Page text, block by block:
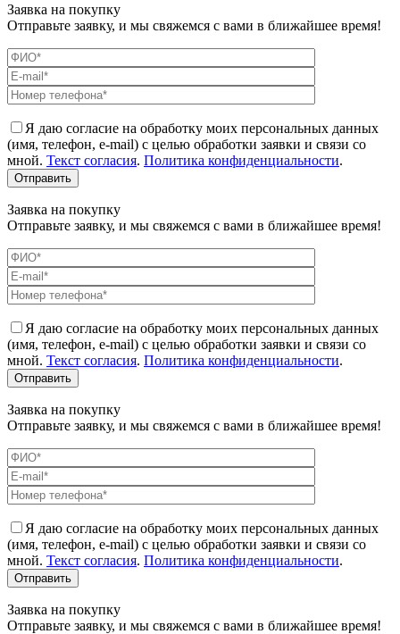
Заявка на покупку
Отправьте заявку, и мы свяжемся с вами в ближайшее время!
Я даю согласие на обработку моих персональных данных
(имя, телефон, e-mail) с целью обработки заявки и связи со
мной. Текст согласия. Политика конфиденциальности.
Заявка на покупку
Отправьте заявку, и мы свяжемся с вами в ближайшее время!
Я даю согласие на обработку моих персональных данных
(имя, телефон, e-mail) с целью обработки заявки и связи со
мной. Текст согласия. Политика конфиденциальности.
Заявка на покупку
Отправьте заявку, и мы свяжемся с вами в ближайшее время!
Я даю согласие на обработку моих персональных данных
(имя, телефон, e-mail) с целью обработки заявки и связи со
мной. Текст согласия. Политика конфиденциальности.
Заявка на покупку
Отправьте заявку, и мы свяжемся с вами в ближайшее время!